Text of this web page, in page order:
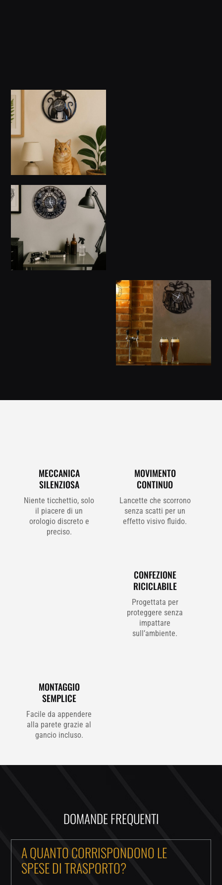
MECCANICA
SILENZIOSA
Niente ticchettio, solo
il piacere di un
orologio discreto e
preciso.
MOVIMENTO
CONTINUO
Lancette che scorrono
senza scatti per un
effetto visivo fluido.
CONFEZIONE
RICICLABILE
Progettata per
proteggere senza
impattare
sull’ambiente.
MONTAGGIO
SEMPLICE
Facile da appendere
alla parete grazie al
gancio incluso.
DOMANDE FREQUENTI
A QUANTO CORRISPONDONO LE
SPESE DI TRASPORTO?